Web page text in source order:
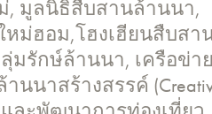
, มูลนิธิสืบสานล้านนา,
ใหม่ฮอม,โฮงเฮียนสืบสา
รักษ์ล้านนา, เครือข่า
นนาสร้างสรรค์